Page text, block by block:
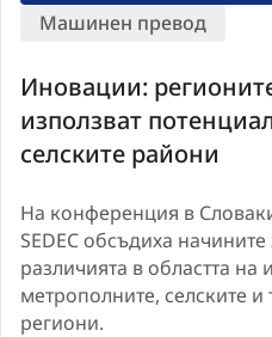
Иновации:
използват
селските райони
На конференция в
SEDEC обсъдиха
различията в областта
метрополните, селските и
региони.
Машинен превод